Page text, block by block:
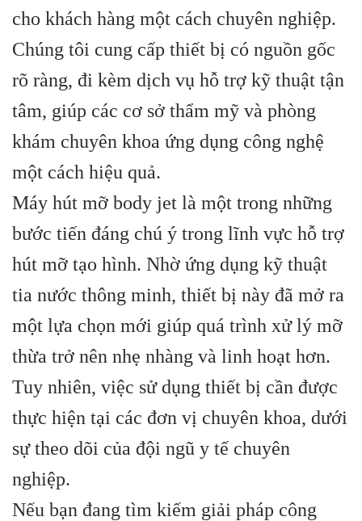
cho khách hàng một cách chuyên nghiệp.
Chúng tôi cung cấp thiết bị có nguồn gốc
rõ ràng, đi kèm dịch vụ hỗ trợ kỹ thuật tận
tâm, giúp các cơ sở thẩm mỹ và phòng
khám chuyên khoa ứng dụng công nghệ
một cách hiệu quả.
Máy hút mỡ body jet là một trong những
bước tiến đáng chú ý trong lĩnh vực hỗ trợ
hút mỡ tạo hình. Nhờ ứng dụng kỹ thuật
tia nước thông minh, thiết bị này đã mở ra
một lựa chọn mới giúp quá trình xử lý mỡ
thừa trở nên nhẹ nhàng và linh hoạt hơn.
Tuy nhiên, việc sử dụng thiết bị cần được
thực hiện tại các đơn vị chuyên khoa, dưới
sự theo dõi của đội ngũ y tế chuyên
nghiệp.
Nếu bạn đang tìm kiếm giải pháp công